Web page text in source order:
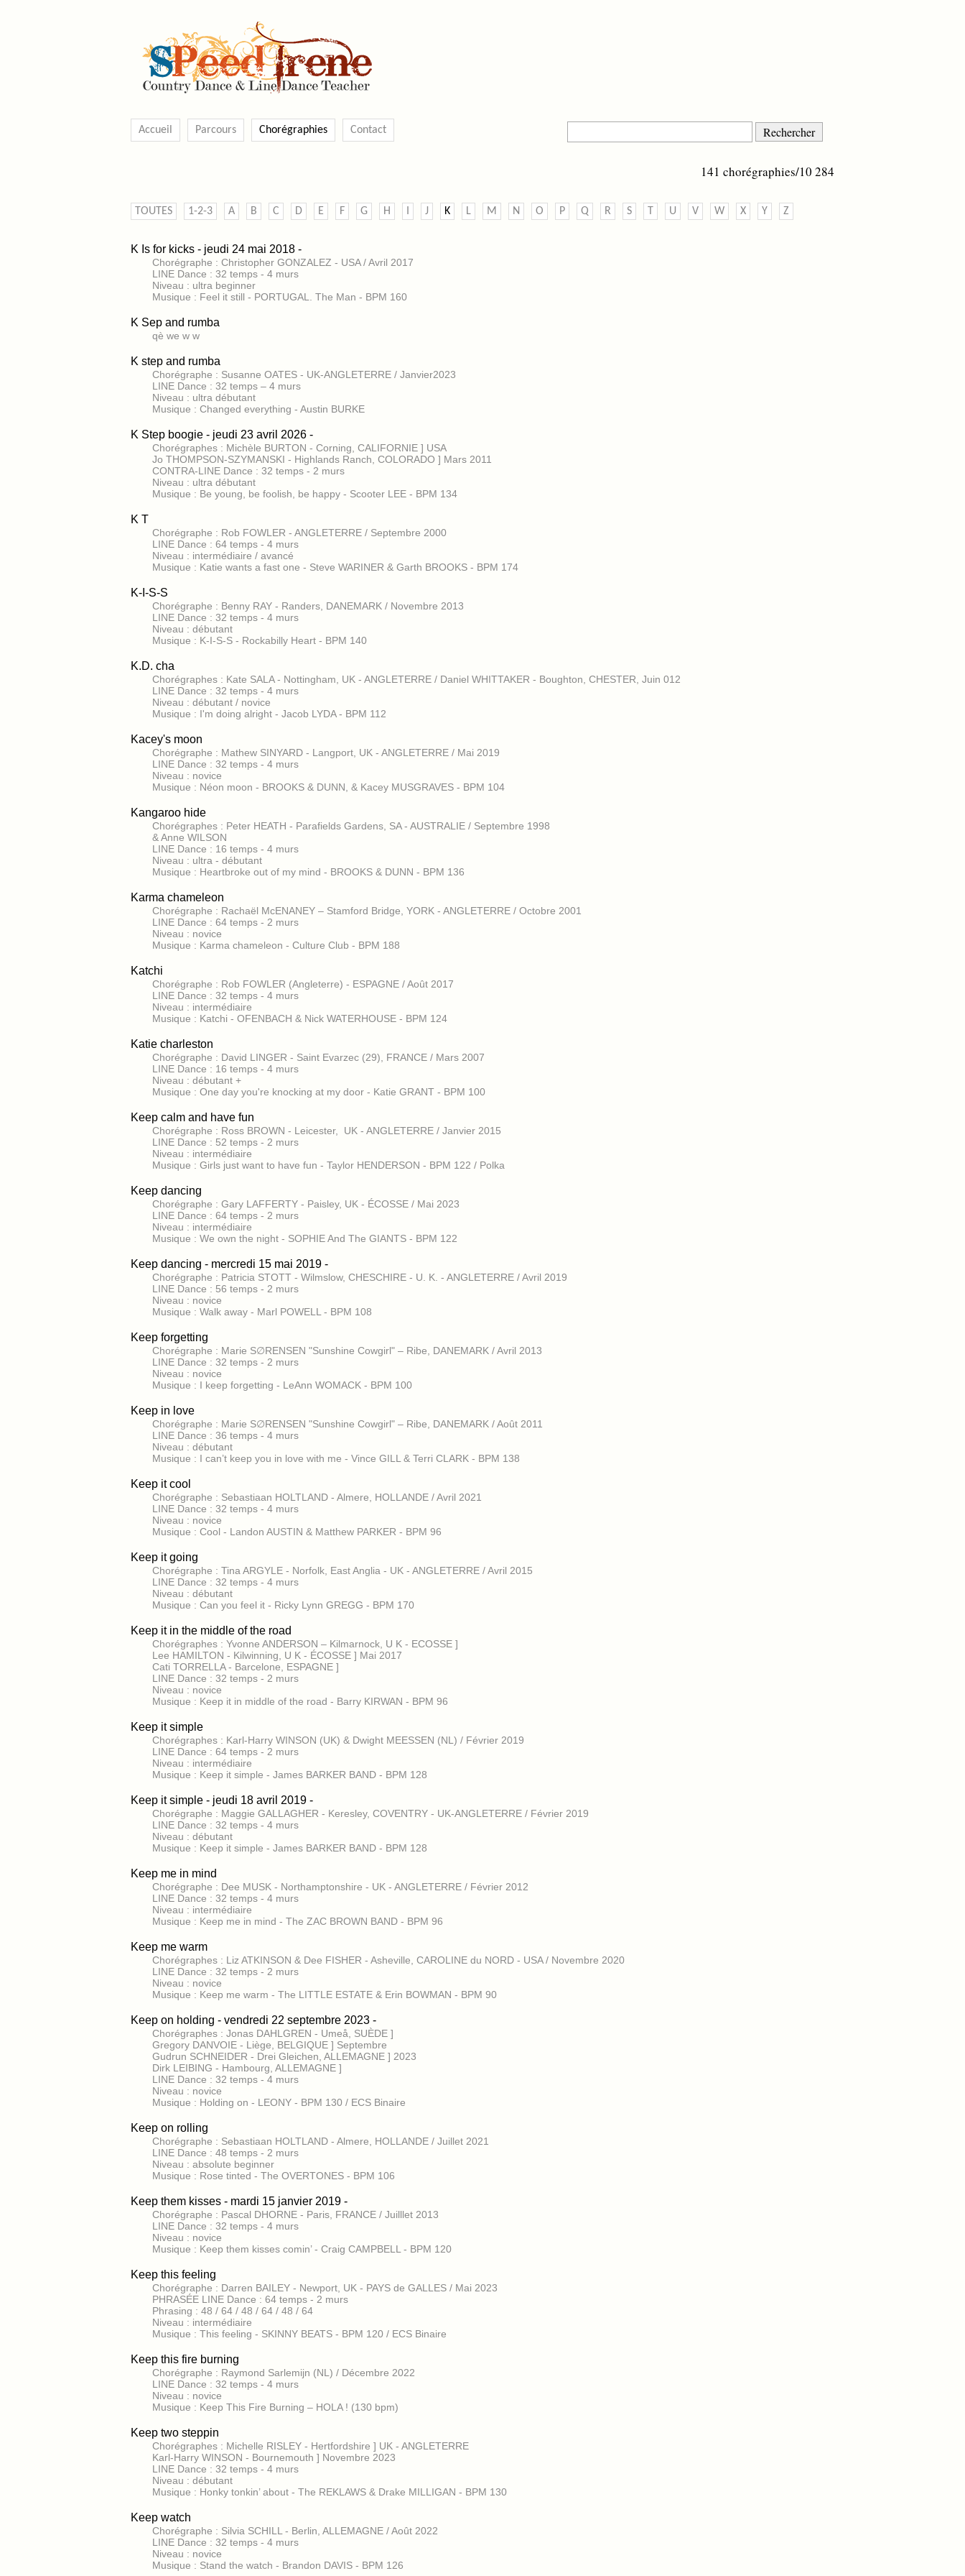
Accueil Parcours Chorégraphies Contact
141 chorégraphies/10 284
TOUTES 1-2-3 A B C D E F G H J K L M N O P Q R S U V W X Y Z
K Is for kicks - jeudi 24 mai 2018 -
Chorégraphe : Christopher GONZALEZ - USA / Avril 2017
LINE Dance : 32 temps - 4 murs
Niveau : ultra beginner
Musique : Feel it still - PORTUGAL. The Man - BPM 160
K Sep and rumba
qè we w w
K step and rumba
Chorégraphe : Susanne OATES - UK-ANGLETERRE / Janvier2023
LINE Dance : 32 temps – 4 murs
Niveau : ultra débutant
Musique : Changed everything - Austin BURKE
K Step boogie - jeudi 23 avril 2026 -
Chorégraphes : Michèle BURTON - Corning, CALIFORNIE ] USA
Jo THOMPSON-SZYMANSKI - Highlands Ranch, COLORADO ] Mars 2011
CONTRA-LINE Dance : 32 temps - 2 murs
Niveau : ultra débutant
Musique : Be young, be foolish, be happy - Scooter LEE - BPM 134
K T
Chorégraphe : Rob FOWLER - ANGLETERRE / Septembre 2000
LINE Dance : 64 temps - 4 murs
Niveau : intermédiaire / avancé
Musique : Katie wants a fast one - Steve WARINER & Garth BROOKS - BPM 174
K-I-S-S
Chorégraphe : Benny RAY - Randers, DANEMARK / Novembre 2013
LINE Dance : 32 temps - 4 murs
Niveau : débutant
Musique : K-I-S-S - Rockabilly Heart - BPM 140
K.D. cha
Chorégraphes : Kate SALA - Nottingham, UK - ANGLETERRE / Daniel WHITTAKER - Boughton, CHESTER, Juin 012
LINE Dance : 32 temps - 4 murs
Niveau : débutant / novice
Musique : I'm doing alright - Jacob LYDA - BPM 112
Kacey's moon
Chorégraphe : Mathew SINYARD - Langport, UK - ANGLETERRE / Mai 2019
LINE Dance : 32 temps - 4 murs
Niveau : novice
Musique : Néon moon - BROOKS & DUNN, & Kacey MUSGRAVES - BPM 104
Kangaroo hide
Chorégraphes : Peter HEATH - Parafields Gardens, SA - AUSTRALIE / Septembre 1998
& Anne WILSON
LINE Dance : 16 temps - 4 murs
Niveau : ultra - débutant
Musique : Heartbroke out of my mind - BROOKS & DUNN - BPM 136
Karma chameleon
Chorégraphe : Rachaël McENANEY – Stamford Bridge, YORK - ANGLETERRE / Octobre 2001
LINE Dance : 64 temps - 2 murs
Niveau : novice
Musique : Karma chameleon - Culture Club - BPM 188
Katchi
Chorégraphe : Rob FOWLER (Angleterre) - ESPAGNE / Août 2017
LINE Dance : 32 temps - 4 murs
Niveau : intermédiaire
Musique : Katchi - OFENBACH & Nick WATERHOUSE - BPM 124
Katie charleston
Chorégraphe : David LINGER - Saint Evarzec (29), FRANCE / Mars 2007
LINE Dance : 16 temps - 4 murs
Niveau : débutant +
Musique : One day you're knocking at my door - Katie GRANT - BPM 100
Keep calm and have fun
Chorégraphe : Ross BROWN - Leicester, UK - ANGLETERRE / Janvier 2015
LINE Dance : 52 temps - 2 murs
Niveau : intermédiaire
Musique : Girls just want to have fun - Taylor HENDERSON - BPM 122 / Polka
Keep dancing
Chorégraphe : Gary LAFFERTY - Paisley, UK - ÉCOSSE / Mai 2023
LINE Dance : 64 temps - 2 murs
Niveau : intermédiaire
Musique : We own the night - SOPHIE And The GIANTS - BPM 122
Keep dancing - mercredi 15 mai 2019 -
Chorégraphe : Patricia STOTT - Wilmslow, CHESCHIRE - U. K. - ANGLETERRE / Avril 2019
LINE Dance : 56 temps - 2 murs
Niveau : novice
Musique : Walk away - Marl POWELL - BPM 108
Keep forgetting
Chorégraphe : Marie S∅RENSEN "Sunshine Cowgirl" – Ribe, DANEMARK / Avril 2013
LINE Dance : 32 temps - 2 murs
Niveau : novice
Musique : I keep forgetting - LeAnn WOMACK - BPM 100
Keep in love
Chorégraphe : Marie S∅RENSEN "Sunshine Cowgirl" – Ribe, DANEMARK / Août 2011
LINE Dance : 36 temps - 4 murs
Niveau : débutant
Musique : I can’t keep you in love with me - Vince GILL & Terri CLARK - BPM 138
Keep it cool
Chorégraphe : Sebastiaan HOLTLAND - Almere, HOLLANDE / Avril 2021
LINE Dance : 32 temps - 4 murs
Niveau : novice
Musique : Cool - Landon AUSTIN & Matthew PARKER - BPM 96
Keep it going
Chorégraphe : Tina ARGYLE - Norfolk, East Anglia - UK - ANGLETERRE / Avril 2015
LINE Dance : 32 temps - 4 murs
Niveau : débutant
Musique : Can you feel it - Ricky Lynn GREGG - BPM 170
Keep it in the middle of the road
Chorégraphes : Yvonne ANDERSON – Kilmarnock, U K - ECOSSE ]
Lee HAMILTON - Kilwinning, U K - ÉCOSSE ] Mai 2017
Cati TORRELLA - Barcelone, ESPAGNE ]
LINE Dance : 32 temps - 2 murs
Niveau : novice
Musique : Keep it in middle of the road - Barry KIRWAN - BPM 96
Keep it simple
Chorégraphes : Karl-Harry WINSON (UK) & Dwight MEESSEN (NL) / Février 2019
LINE Dance : 64 temps - 2 murs
Niveau : intermédiaire
Musique : Keep it simple - James BARKER BAND - BPM 128
Keep it simple - jeudi 18 avril 2019 -
Chorégraphe : Maggie GALLAGHER - Keresley, COVENTRY - UK-ANGLETERRE / Février 2019
LINE Dance : 32 temps - 4 murs
Niveau : débutant
Musique : Keep it simple - James BARKER BAND - BPM 128
Keep me in mind
Chorégraphe : Dee MUSK - Northamptonshire - UK - ANGLETERRE / Février 2012
LINE Dance : 32 temps - 4 murs
Niveau : intermédiaire
Musique : Keep me in mind - The ZAC BROWN BAND - BPM 96
Keep me warm
Chorégraphes : Liz ATKINSON & Dee FISHER - Asheville, CAROLINE du NORD - USA / Novembre 2020
LINE Dance : 32 temps - 2 murs
Niveau : novice
Musique : Keep me warm - The LITTLE ESTATE & Erin BOWMAN - BPM 90
Keep on holding - vendredi 22 septembre 2023 -
Chorégraphes : Jonas DAHLGREN - Umeå, SUÈDE ]
Gregory DANVOIE - Liège, BELGIQUE ] Septembre
Gudrun SCHNEIDER - Drei Gleichen, ALLEMAGNE ] 2023
Dirk LEIBING - Hambourg, ALLEMAGNE ]
LINE Dance : 32 temps - 4 murs
Niveau : novice
Musique : Holding on - LEONY - BPM 130 / ECS Binaire
Keep on rolling
Chorégraphe : Sebastiaan HOLTLAND - Almere, HOLLANDE / Juillet 2021
LINE Dance : 48 temps - 2 murs
Niveau : absolute beginner
Musique : Rose tinted - The OVERTONES - BPM 106
Keep them kisses - mardi 15 janvier 2019 -
Chorégraphe : Pascal DHORNE - Paris, FRANCE / Juilllet 2013
LINE Dance : 32 temps - 4 murs
Niveau : novice
Musique : Keep them kisses comin’ - Craig CAMPBELL - BPM 120
Keep this feeling
Chorégraphe : Darren BAILEY - Newport, UK - PAYS de GALLES / Mai 2023
PHRASÉE LINE Dance : 64 temps - 2 murs
Phrasing : 48 / 64 / 48 / 64 / 48 / 64
Niveau : intermédiaire
Musique : This feeling - SKINNY BEATS - BPM 120 / ECS Binaire
Keep this fire burning
Chorégraphe : Raymond Sarlemijn (NL) / Décembre 2022
LINE Dance : 32 temps - 4 murs
Niveau : novice
Musique : Keep This Fire Burning – HOLA ! (130 bpm)
Keep two steppin
Chorégraphes : Michelle RISLEY - Hertfordshire ] UK - ANGLETERRE
Karl-Harry WINSON - Bournemouth ] Novembre 2023
LINE Dance : 32 temps - 4 murs
Niveau : débutant
Musique : Honky tonkin’ about - The REKLAWS & Drake MILLIGAN - BPM 130
Keep watch
Chorégraphe : Silvia SCHILL - Berlin, ALLEMAGNE / Août 2022
LINE Dance : 32 temps - 4 murs
Niveau : novice
Musique : Stand the watch - Brandon DAVIS - BPM 126